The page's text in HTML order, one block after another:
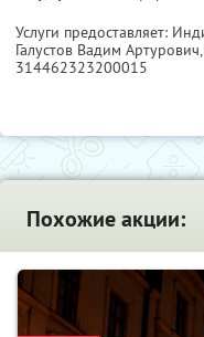
Услуги предоставляет:
Галустов Вадим Артурович,
314462323200015
Похожие акции: